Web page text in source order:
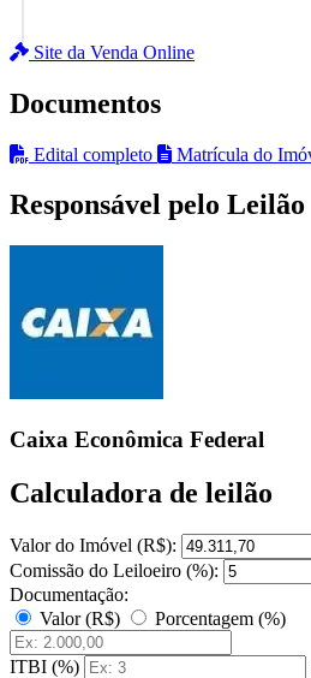
Site da Venda Online
Documentos
Edital completo Matrícula do
Responsável pelo Leilão
Caixa Econômica Federal
Calculadora de leilão
Valor do Imóvel (R$):
Comissão do Leiloeiro (%):
Documentação:
Valor (R$)
Porcentagem (%)
ITBI (%)